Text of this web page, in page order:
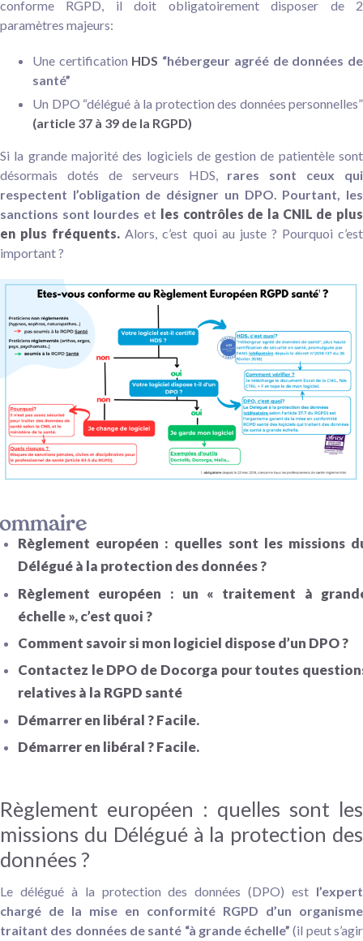
conforme RGPD, il doit obligatoirement disposer de 2
paramètres majeurs:
Une certification HDS “hébergeur agréé de données de
santé”
Un DPO “délégué à la protection des données personnelles”
(article 37 à 39 de la RGPD)
Si la grande majorité des logiciels de gestion de patientèle sont
désormais dotés de serveurs HDS,rares sont ceux qui
respectent l’obligation de désigner un DPO. Pourtant, les
sanctions sont lourdes et les contrôles de la CNIL de plus
en plus fréquents.Alors, c’est quoi au juste ? Pourquoi c’est
important ?
Règlement européen : quelles sont les missions
Délégué à la protection des données ?
Règlement européen : un « traitement à
échelle », c’est quoi ?
Comment savoir si mon logiciel dispose d’un DPO ?
Contactez le DPO de Docorga pour toutes
relatives à la RGPD santé
Démarrer en libéral ? Facile.
Démarrer en libéral ? Facile.
Règlement européen : quelles sont les
missions du Délégué à la protection des
données ?
Le délégué à la protection des données (DPO) est l’expert
chargé de la mise en conformité RGPD d’un organisme
traitant des données de santé “à grande échelle”(il peut s’agir